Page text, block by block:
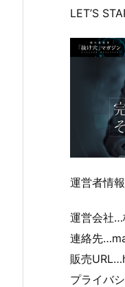
LET’S
運営者情報
運営会社…
連絡先…
販売
プライバ